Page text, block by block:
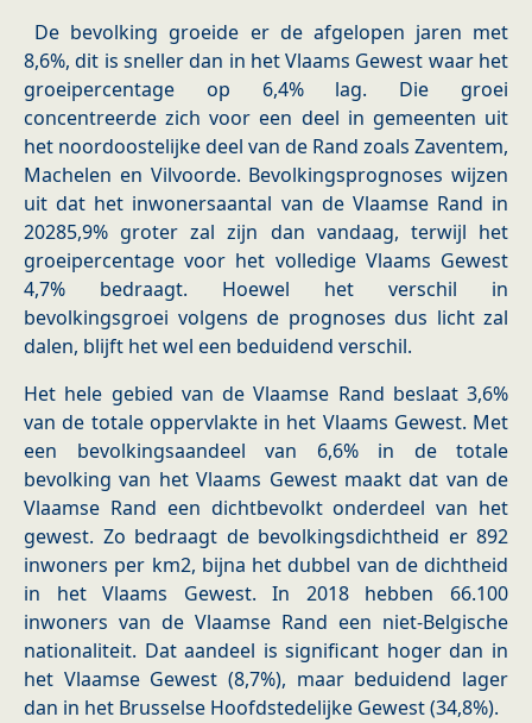
De bevolking groeide er de afgelopen jaren met
8,6%, dit is sneller dan in het Vlaams Gewest waar het
groeipercentage op 6,4% lag. Die groei
concentreerde zich voor een deel in gemeenten uit
het noordoostelijke deel van de Rand zoals Zaventem,
Machelen en Vilvoorde. Bevolkingsprognoses wijzen
uit dat het inwonersaantal van de Vlaamse Rand in
20285,9% groter zal zijn dan vandaag, terwijl het
groeipercentage voor het volledige Vlaams Gewest
4,7% bedraagt. Hoewel het verschil in
bevolkingsgroei volgens de prognoses dus licht zal
dalen, blijft het wel een beduidend verschil.
Het hele gebied van de Vlaamse Rand beslaat 3,6%
van de totale oppervlakte in het Vlaams Gewest. Met
een bevolkingsaandeel van 6,6% in de totale
bevolking van het Vlaams Gewest maakt dat van de
Vlaamse Rand een dichtbevolkt onderdeel van het
gewest. Zo bedraagt de bevolkingsdichtheid er 892
inwoners per km2, bijna het dubbel van de dichtheid
in het Vlaams Gewest. In 2018 hebben 66.100
inwoners van de Vlaamse Rand een niet-Belgische
nationaliteit. Dat aandeel is significant hoger dan in
het Vlaamse Gewest (8,7%), maar beduidend lager
dan in het Brusselse Hoofdstedelijke Gewest (34,8%).